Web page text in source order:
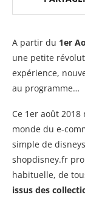
A partir du 1er
une petite
expérience,
au programme…
Ce 1er août
monde du e-
simple de
shopdisney.fr
habituelle, de
issus des